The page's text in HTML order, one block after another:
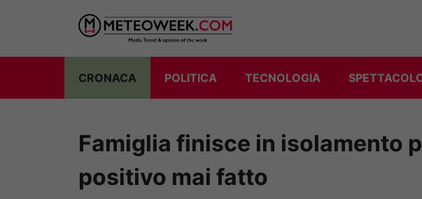
contenuto
CRONACA POLITICA TECNOLOGIA
Famiglia finisce in isolamento
positivo mai fatto